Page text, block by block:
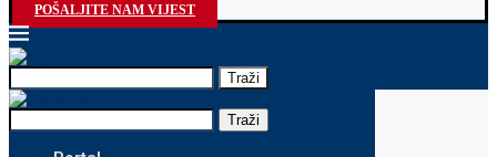
POŠALJITE NAM VIJEST
Traži
Traži